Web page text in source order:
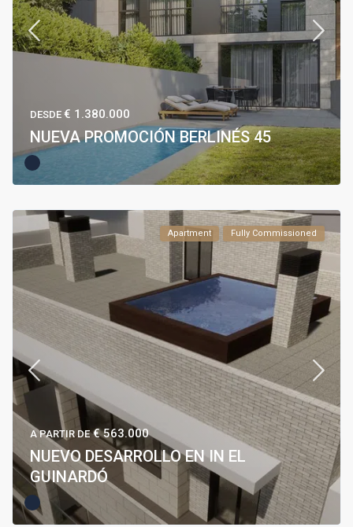
DESDE€ 1.380.000
NUEVA PROMOCIÓN BERLINÉS 45
Apartment Fully Commissioned
A PARTIR DE€ 563.000
NUEVO DESARROLLO EN IN EL
GUINARDÓ